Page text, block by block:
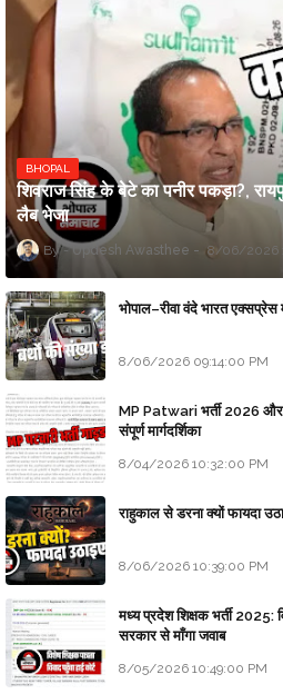
BHOPAL
शिवराज सिंह के बेटे का पनीर पकड़ा?,
लैब भेजा
Updesh Awasthee 8/06/2026
भोपाल–रीवा वंदे भारत
8/06/2026 09:14:00 PM
MP Patwari भर्ती 2026
संपूर्ण मार्गदर्शिका
8/04/2026 10:32:00 PM
राहुकाल से डरना क्यों फायदा
8/06/2026 10:39:00 PM
मध्य प्रदेश शिक्षक भर्ती 2025:
सरकार से माँगा जवाब
8/05/2026 10:49:00 PM